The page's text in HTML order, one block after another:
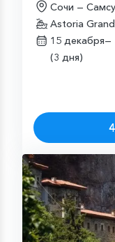
Сочи —
Astoria
15 декабря—
(3 дня)